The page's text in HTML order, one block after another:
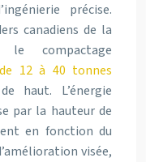
précise.
canadiens de la
le compactage
12 à 40 tonnes
de haut. L’énergie
par la hauteur de
en fonction du
visée,